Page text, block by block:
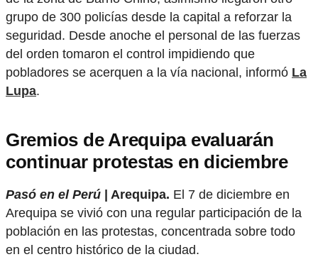
grupo de 300 policías desde la capital a reforzar la
seguridad. Desde anoche el personal de las fuerzas
del orden tomaron el control impidiendo que
pobladores se acerquen a la vía nacional, informó La
Lupa.
Gremios de Arequipa evaluarán
continuar protestas en diciembre
Pasó en el Perú | Arequipa. El 7 de diciembre en
Arequipa se vivió con una regular participación de la
población en las protestas, concentrada sobre todo
en el centro histórico de la ciudad.